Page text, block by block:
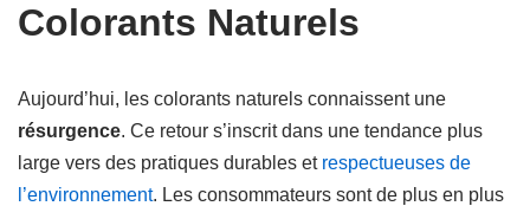
Colorants Naturels
Aujourd’hui, les colorants naturels connaissent une
résurgence. Ce retour s’inscrit dans une tendance plus
large vers des pratiques durables et respectueuses de
l’environnement. Les consommateurs sont de plus en plus